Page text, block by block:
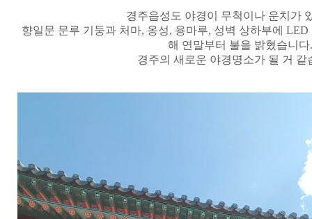
경주읍성도 야경이 무척이나 운치가
향일문 문루 기둥과 처마, 옹성, 용마루, 성벽 상하부에 LED
해 연말부터 불을 밝혔습니다.
경주의 새로운 야경명소가 될 거 같